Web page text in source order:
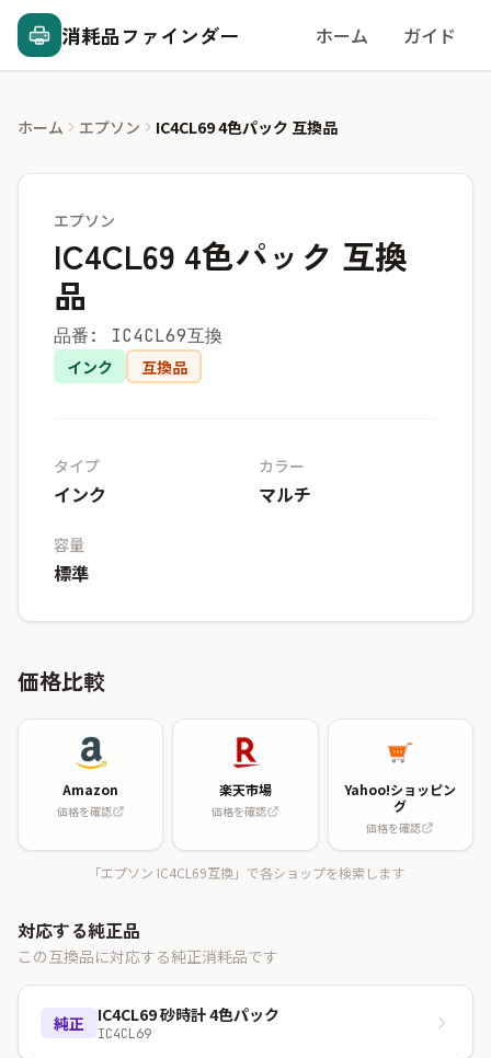
消耗品ファインダー ホーム ガイド
ホーム エプソン IC4CL69 4色パック 互換品
エプソン
IC4CL69 4色パック 互換
品
品番: IC4CL69互換
インク 互換品
タイプ
インク
カラー
マルチ
容量
標準
価格比較
Amazon
価格を確認
楽天市場
価格を確認
Yahoo!ショッピン
グ
価格を確認
「エプソン IC4CL69互換」で各ショップを検索します
対応する純正品
この互換品に対応する純正消耗品です
純正 IC4CL69 砂時計 4色パック
IC4CL69